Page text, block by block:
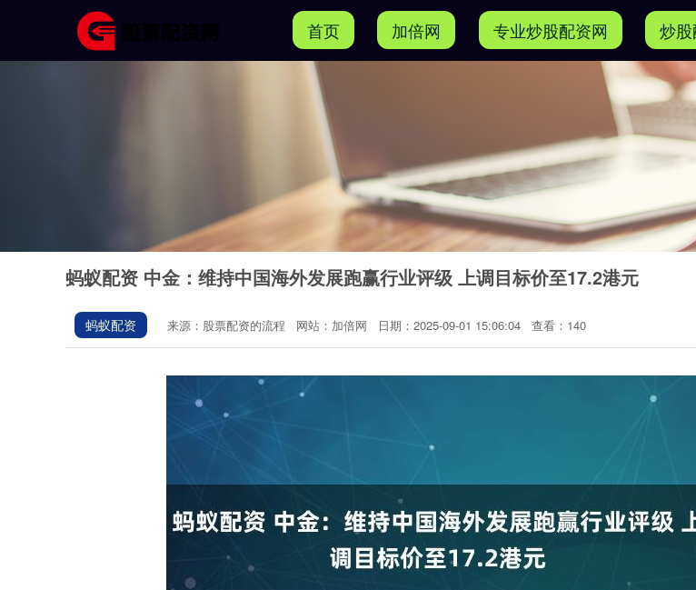
首页 加倍网 专业炒股配资网 炒
蚂蚁配资 中金：维持中国海外发展跑赢行业评级 上调目标价至17.2港元
蚂蚁配资 来源：股票配资的流程 网站：加倍网 日期：2025-09-01 15:06:04 查看：140